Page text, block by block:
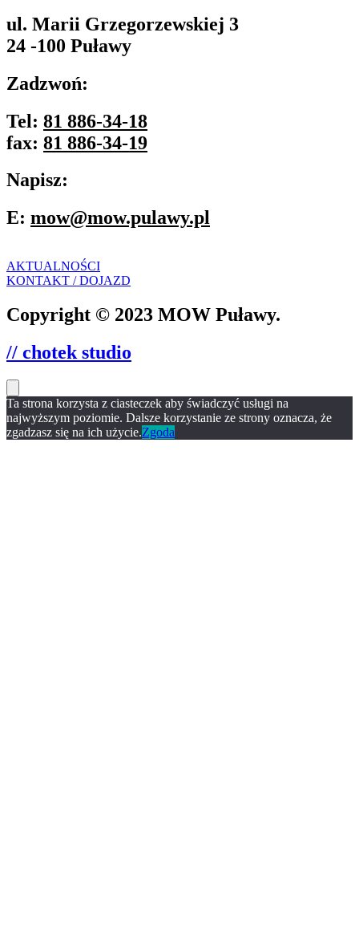
ul. Marii Grzegorzewskiej 3
24 -100 Puławy
Zadzwoń:
Tel: 81 886-34-18
fax: 81 886-34-19
Napisz:
E: mow@mow.pulawy.pl
AKTUALNOŚCI
KONTAKT / DOJAZD
Copyright © 2023 MOW Puławy.
// chotek studio
Ta strona korzysta z ciasteczek aby świadczyć usługi na
najwyższym poziomie. Dalsze korzystanie ze strony oznacza, że
zgadzasz się na ich użycie.Zgoda